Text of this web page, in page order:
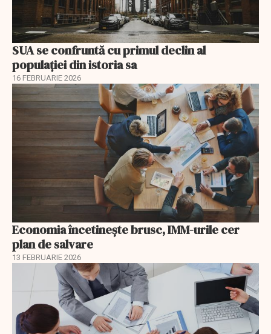
SUA se confruntă cu primul declin al
populației din istoria sa
16 FEBRUARIE 2026
Economia încetinește brusc, IMM-urile cer
plan de salvare
13 FEBRUARIE 2026